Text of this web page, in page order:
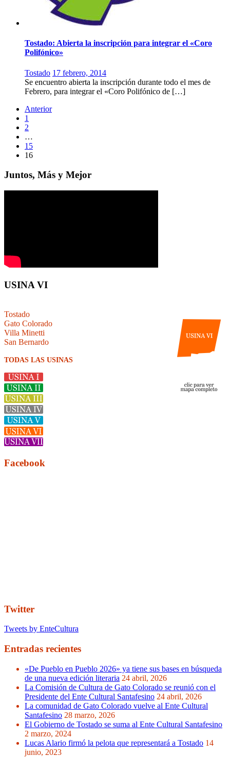
Tostado: Abierta la inscripción para integrar el «Coro
Polifónico»
Tostado 17 febrero, 2014
Se encuentro abierta la inscripción durante todo el mes de
Febrero, para integrar el «Coro Polifónico de […]
Anterior
1
2
…
15
16
Juntos, Más y Mejor
USINA VI
Tostado
Gato Colorado
Villa Minetti
San Bernardo
TODAS LAS USINAS
Facebook
Twitter
Tweets by EnteCultura
Entradas recientes
«De Pueblo en Pueblo 2026» ya tiene sus bases en búsqueda
de una nueva edición literaria 24 abril, 2026
La Comisión de Cultura de Gato Colorado se reunió con el
Presidente del Ente Cultural Santafesino 24 abril, 2026
La comunidad de Gato Colorado vuelve al Ente Cultural
Santafesino 28 marzo, 2026
El Gobierno de Tostado se suma al Ente Cultural Santafesino
2 marzo, 2024
Lucas Alario firmó la pelota que representará a Tostado 14
junio, 2023